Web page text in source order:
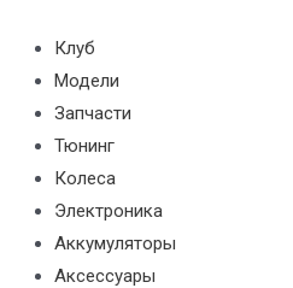
содержимому
Клуб
Модели
Запчасти
Тюнинг
Колеса
Электроника
Аккумуляторы
Аксессуары